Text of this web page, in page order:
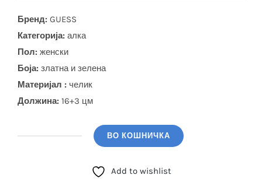
Бренд: GUESS
Категорија: алка
Пол: женски
Боја: златна и зелена
Материјал : челик
Должина: 16+3 цм
(JUBB03392JWYGEMS)
ВО КОШНИЧКА
Add to wishlist